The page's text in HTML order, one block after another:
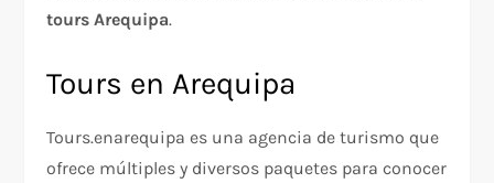
tours Arequipa.
Tours en Arequipa
Tours.enarequipa es una agencia de turismo que
ofrece múltiples y diversos paquetes para conocer